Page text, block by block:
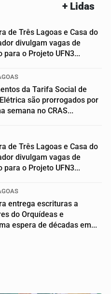
+ Lidas
de Três Lagoas e Casa do
divulgam vagas de
para o Projeto UFN3...
da Tarifa Social de
são prorrogados por
semana no CRAS...
de Três Lagoas e Casa do
divulgam vagas de
para o Projeto UFN3...
entrega escrituras a
do Orquídeas e
espera de décadas em...